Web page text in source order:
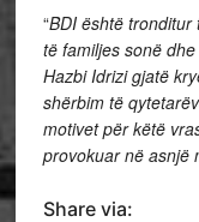
“BDI është
të familjes sonë
Hazbi Idrizi gjatë
shërbim të
motivet për këtë
provokuar në asnjë
Share via: